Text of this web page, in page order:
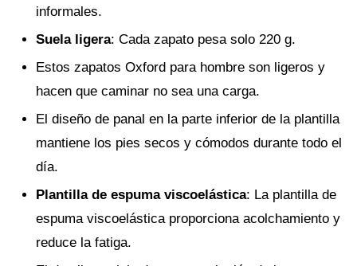
informales.
Suela ligera: Cada zapato pesa solo 220 g.
Estos zapatos Oxford para hombre son ligeros y
hacen que caminar no sea una carga.
El diseño de panal en la parte inferior de la plantilla
mantiene los pies secos y cómodos durante todo el
día.
Plantilla de espuma viscoelástica: La plantilla de
espuma viscoelástica proporciona acolchamiento y
reduce la fatiga.